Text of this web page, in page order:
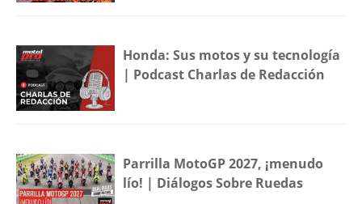
Honda: Sus motos y su tecnología
| Podcast Charlas de Redacción
Parrilla MotoGP 2027, ¡menudo
lío! | Diálogos Sobre Ruedas